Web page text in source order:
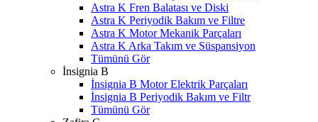
Astra K Fren Balatası ve Diski
Astra K Periyodik Bakım ve Filtre
Astra K Motor Mekanik Parçaları
Astra K Arka Takım ve Süspansiyon
Tümünü Gör
İnsignia B
İnsignia B Motor Elektrik Parçaları
İnsignia B Periyodik Bakım ve Filtr
Tümünü Gör